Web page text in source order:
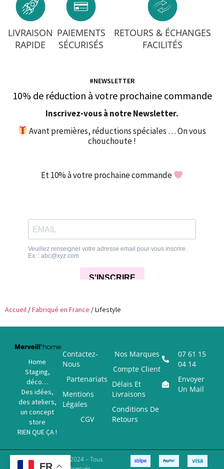
LIVRAISON
RAPIDE
PAIEMENTS
SÉCURISÉS
RETOURS & ÉCHANGES
FACILITÉS
#NEWSLETTER
10% de réduction à votre prochaine commande
Inscrivez-vous à notre Newsletter.
Avant premières, réductions spéciales … On vous
chouchoute !
Et 10% à votre prochaine commande
Accueil /Fabriqué en France / Lifestyle
Home
Staging,
déco…
Des idées,
des ateliers,
un concept
store
RIEN QUE ÇA !
Contactez-
Nous
Partenariats
Mentions
Légales
CGV
Nos Marques
Compte Client
Délais Et
Livraisons
Conditions De
Retours
07 61 15
04 14
Envoyer
Un Mail
Copyright © 2024 – Tous
FR